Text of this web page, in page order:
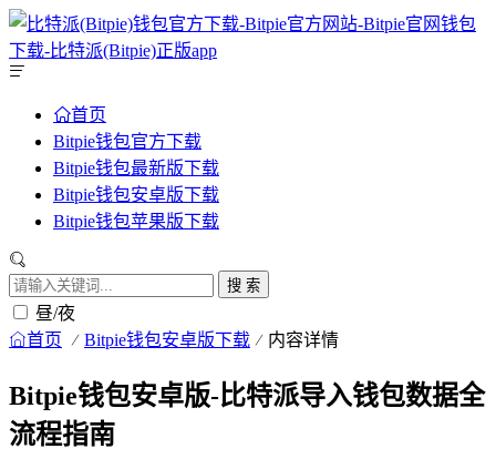
首页
Bitpie钱包官方下载
Bitpie钱包最新版下载
Bitpie钱包安卓版下载
Bitpie钱包苹果版下载
搜 索
昼/夜
首页 Bitpie钱包安卓版下载 内容详情
Bitpie钱包安卓版-比特派导入钱包数据全
流程指南